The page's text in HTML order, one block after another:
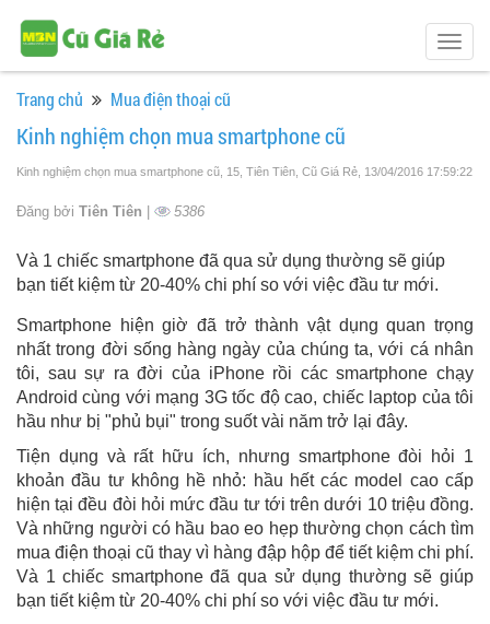
Trang chủ Mua điện thoại cũ
Kinh nghiệm chọn mua smartphone cũ
Kinh nghiệm chọn mua smartphone cũ, 15, Tiên Tiên, Cũ Giá Rẻ , 13/04/2016 17:59:22
Đăng bởi Tiên Tiên | 5386
Và 1 chiếc smartphone đã qua sử dụng thường sẽ giúp
bạn tiết kiệm từ 20-40% chi phí so với việc đầu tư mới.
Smartphone hiện giờ đã trở thành vật dụng quan trọng
nhất trong đời sống hàng ngày của chúng ta, với cá nhân
tôi, sau sự ra đời của iPhone rồi các smartphone chạy
Android cùng với mạng 3G tốc độ cao, chiếc laptop của tôi
hầu như bị "phủ bụi" trong suốt vài năm trở lại đây.
Tiện dụng và rất hữu ích, nhưng smartphone đòi hỏi 1
khoản đầu tư không hề nhỏ: hầu hết các model cao cấp
hiện tại đều đòi hỏi mức đầu tư tới trên dưới 10 triệu đồng.
Và những người có hầu bao eo hẹp thường chọn cách tìm
mua điện thoại cũ thay vì hàng đập hộp để tiết kiệm chi phí.
Và 1 chiếc smartphone đã qua sử dụng thường sẽ giúp
bạn tiết kiệm từ 20-40% chi phí so với việc đầu tư mới.